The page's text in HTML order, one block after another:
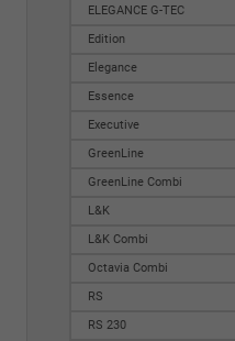
ELEGANCE G-TEC
Edition
Elegance
Essence
Executive
GreenLine
GreenLine Combi
L&K
L&K Combi
Octavia Combi
RS
RS 230